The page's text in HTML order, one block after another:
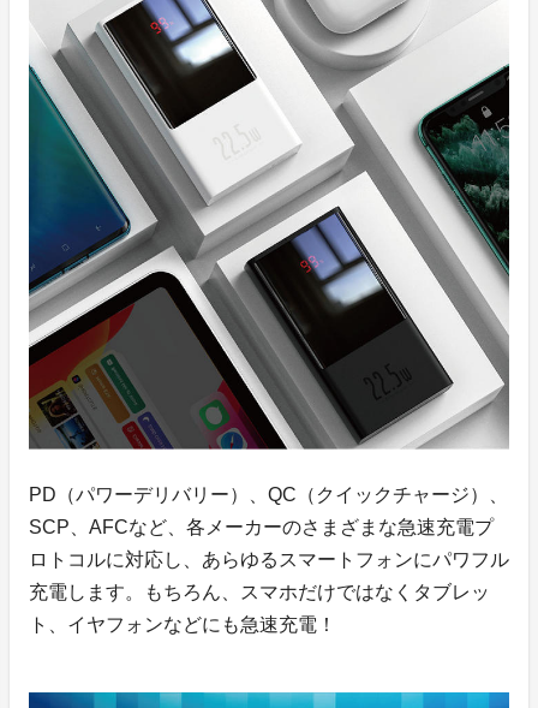
PD（パワーデリバリー）、QC（クイックチャージ）、
SCP、AFCなど、各メーカーのさまざまな急速充電プ
ロトコルに対応し、あらゆるスマートフォンにパワフル
充電します。もちろん、スマホだけではなくタブレッ
ト、イヤフォンなどにも急速充電！